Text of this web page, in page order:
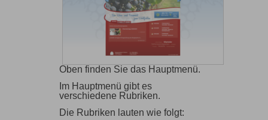
Oben finden Sie das Hauptmenü.
Im Hauptmenü gibt es
verschiedene Rubriken.
Die Rubriken lauten wie folgt: